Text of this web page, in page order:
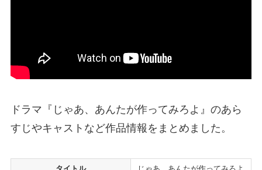
ドラマ『じゃあ、あんたが作ってみろよ』のあら
すじやキャストなど作品情報をまとめました。